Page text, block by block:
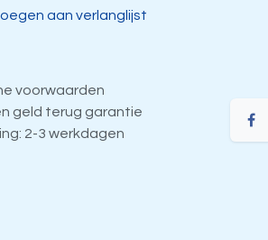
aan verlanglijst
voorwaarden
geld terug garantie
2-3 werkdagen